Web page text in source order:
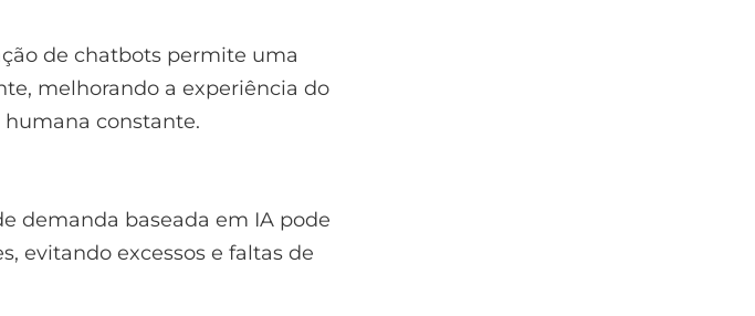
de chatbots permite uma
melhorando a experiência do
constante.
demanda baseada em IA pode
evitando excessos e faltas de